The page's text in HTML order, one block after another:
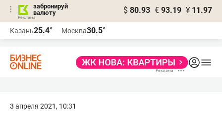
забронируй
валюту
$ 80.93 € 93.19 ¥ 11.97
Казань25.4° Москва30.5°
3 апреля 2021, 10:31